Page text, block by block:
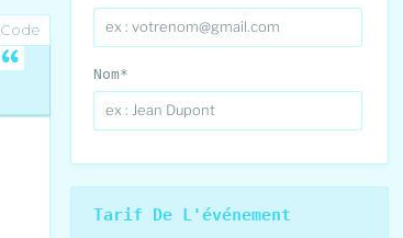
Code
Nom*
Tarif De L'événement